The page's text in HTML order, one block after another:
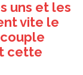
uns et les
vite le
cette